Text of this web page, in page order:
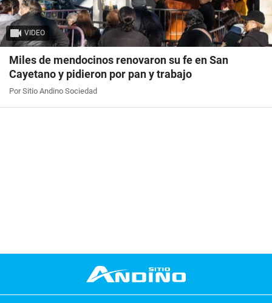
VIDEO
Miles de mendocinos renovaron su fe en San
Cayetano y pidieron por pan y trabajo
Por Sitio Andino Sociedad